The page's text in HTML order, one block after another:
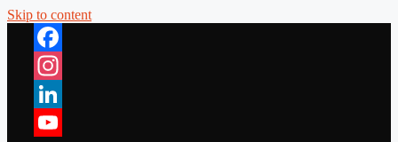
Skip to content
Facebook
Instagram
LinkedIn